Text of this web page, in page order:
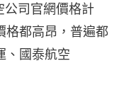
公司官網價格計
格都高昂，普遍都
、國泰航空